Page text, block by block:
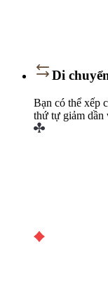
Di
Bạn có thể xếp
thứ tự giảm dần